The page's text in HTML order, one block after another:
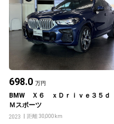
698.0 万円
BMW Ｘ６ ｘＤｒｉｖｅ３５ｄ
Ｍスポーツ
2023 距離 30,000km